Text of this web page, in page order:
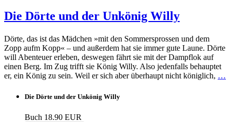
Die Dörte und der Unkönig Willy
Dörte, das ist das Mädchen »mit den Sommersprossen und dem
Zopp aufm Kopp« – und außerdem hat sie immer gute Laune. Dörte
will Abenteuer erleben, deswegen fährt sie mit der Dampflok auf
einen Berg. Im Zug trifft sie König Willy. Also jedenfalls behauptet
er, ein König zu sein. Weil er sich aber überhaupt nicht königlich, …
Die Dörte und der Unkönig Willy
Buch 18.90 EUR